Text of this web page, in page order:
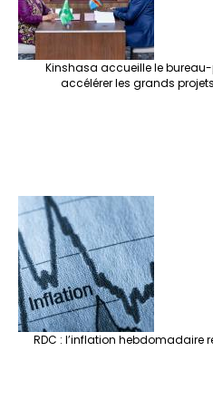
Kinshasa accueille le bureau-
accélérer les grands
RDC : l’inflation hebdomadaire